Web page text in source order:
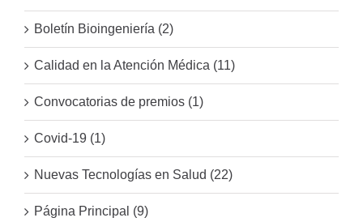
Boletín Bioingeniería (2)
Calidad en la Atención Médica (11)
Convocatorias de premios (1)
Covid-19 (1)
Nuevas Tecnologías en Salud (22)
Página Principal (9)